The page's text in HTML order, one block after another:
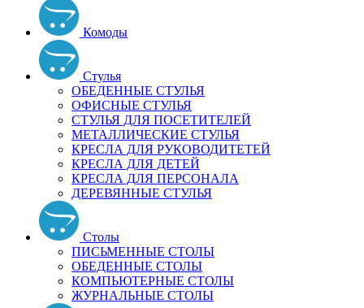
Комоды
Стулья
ОБЕДЕННЫЕ СТУЛЬЯ
ОФИСНЫЕ СТУЛЬЯ
СТУЛЬЯ ДЛЯ ПОСЕТИТЕЛЕЙ
МЕТАЛЛИЧЕСКИЕ СТУЛЬЯ
КРЕСЛА ДЛЯ РУКОВОДИТЕТЕЙ
КРЕСЛА ДЛЯ ДЕТЕЙ
КРЕСЛА ДЛЯ ПЕРСОНАЛА
ДЕРЕВЯННЫЕ СТУЛЬЯ
Столы
ПИСЬМЕННЫЕ СТОЛЫ
ОБЕДЕННЫЕ СТОЛЫ
КОМПЬЮТЕРНЫЕ СТОЛЫ
ЖУРНАЛЬНЫЕ СТОЛЫ